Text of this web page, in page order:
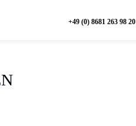
+49 (0) 8681 263 98 20